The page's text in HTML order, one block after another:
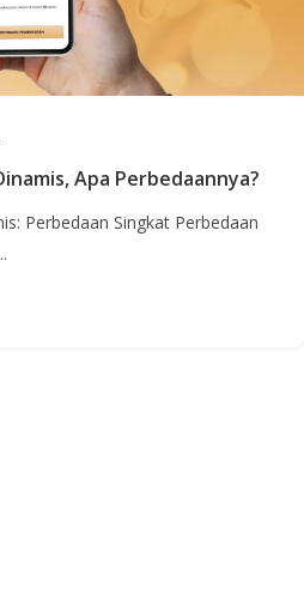
Apa Perbedaannya?
Perbedaan Singkat Perbedaan